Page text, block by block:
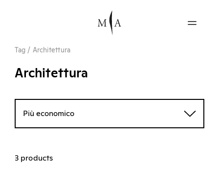
Tag / Architettura
Architettura
Più economico
3 products